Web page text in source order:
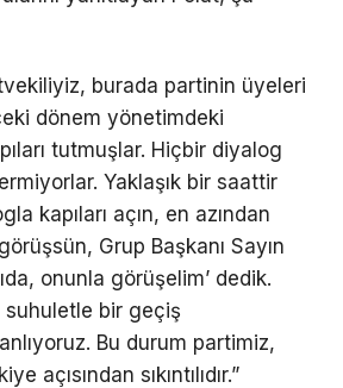
burada partinin üyeleri
dönem yönetimdeki
tutmuşlar. Hiçbir diyalog
Yaklaşık bir saattir
kapıları açın, en azından
Grup Başkanı Sayın
onunla görüşelim’ dedik.
suhuletle bir geçiş
anlıyoruz. Bu durum partimiz,
açısından sıkıntılıdır.”